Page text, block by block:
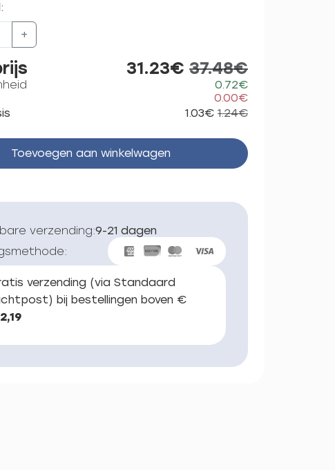
+
31.23€ 37.48€
0.72€
0.00€
1.03€ 1.24€
Toevoegen aan winkelwagen
verzending:9-21 dagen
verzending (via Standaard
bij bestellingen boven €